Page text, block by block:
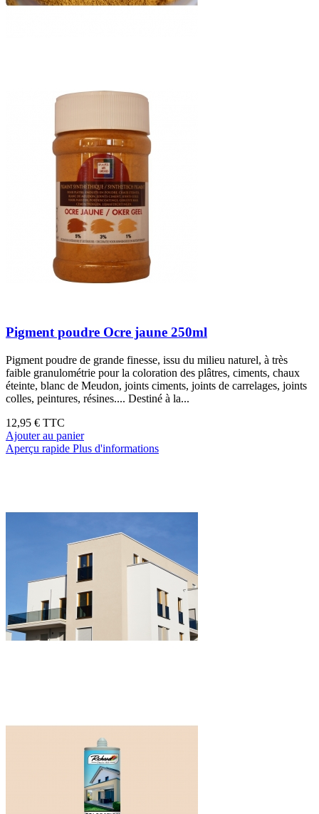
Pigment poudre Ocre jaune 250ml
Pigment poudre de grande finesse, issu du milieu naturel, à très
faible granulométrie pour la coloration des plâtres, ciments, chaux
éteinte, blanc de Meudon, joints ciments, joints de carrelages, joints
colles, peintures, résines.... Destiné à la...
12,95 € TTC
Ajouter au panier
Aperçu rapide Plus d'informations